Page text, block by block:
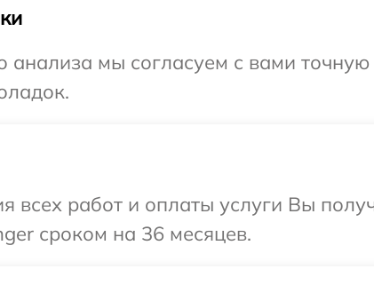
анализа мы согласуем с вами
всех работ и оплаты услуги Вы
сроком на 36 месяцев.